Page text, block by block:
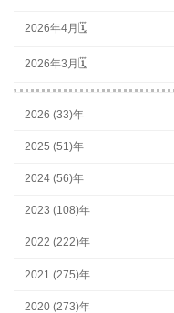
2026年4月🗓
2026年3月🗓
2026 (33)年
2025 (51)年
2024 (56)年
2023 (108)年
2022 (222)年
2021 (275)年
2020 (273)年